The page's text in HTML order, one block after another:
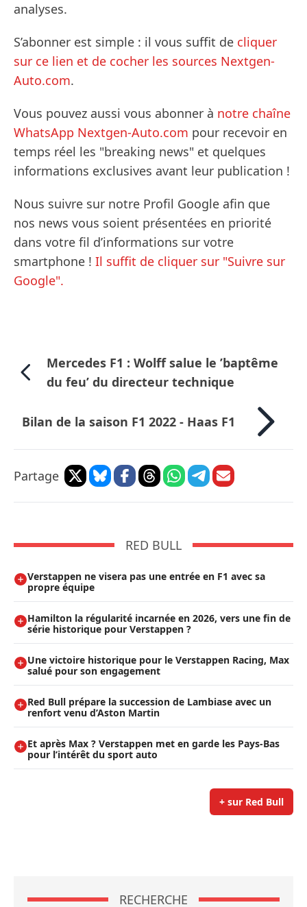
analyses.
S’abonner est simple : il vous suffit de cliquer
sur ce lien et de cocher les sources Nextgen-
Auto.com.
Vous pouvez aussi vous abonner à notre chaîne
WhatsApp Nextgen-Auto.com pour recevoir en
temps réel les "breaking news" et quelques
informations exclusives avant leur publication !
Nous suivre sur notre Profil Google afin que
nos news vous soient présentées en priorité
dans votre fil d’informations sur votre
smartphone ! Il suffit de cliquer sur "Suivre sur
Google".
Mercedes F1 : Wolff salue le ’baptême
du feu’ du directeur technique
Bilan de la saison F1 2022 - Haas F1
Partage
RED BULL
Verstappen ne visera pas une entrée en F1 avec sa
propre équipe
Hamilton la régularité incarnée en 2026, vers une fin de
série historique pour Verstappen ?
Une victoire historique pour le Verstappen Racing, Max
salué pour son engagement
Red Bull prépare la succession de Lambiase avec un
renfort venu d’Aston Martin
Et après Max ? Verstappen met en garde les Pays-Bas
pour l’intérêt du sport auto
+ sur Red Bull
RECHERCHE